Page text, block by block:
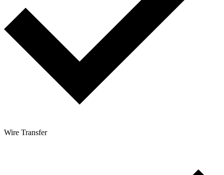
Wire Transfer